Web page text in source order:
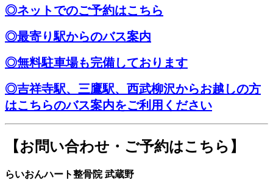
◎ネットでのご予約はこちら
◎最寄り駅からのバス案内
◎無料駐車場も完備しております
◎吉祥寺駅、三鷹駅、西武柳沢からお越しの方
はこちらのバス案内をご利用ください
【お問い合わせ・ご予約はこちら】
らいおんハート整骨院 武蔵野